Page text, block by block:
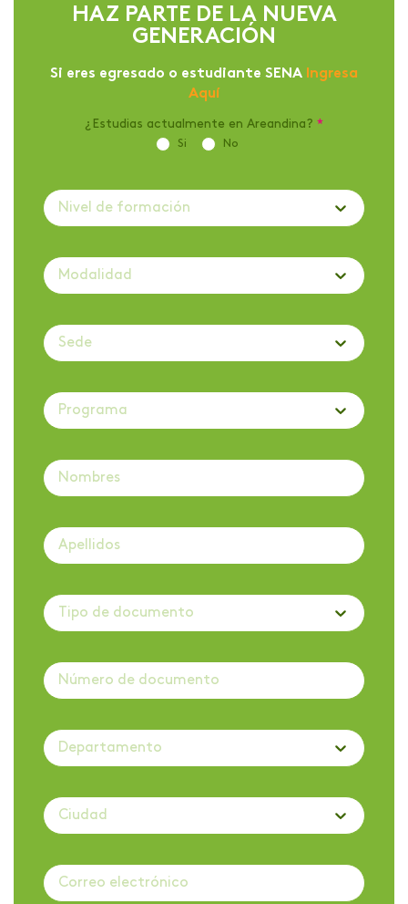
HAZ PARTE DE LA NUEVA
GENERACIÓN
Si eres egresado o estudiante SENA Ingresa
Aquí
¿Estudias actualmente en Areandina? *
Si No
Nivel de formación
Modalidad
Sede
Programa
Tipo de documento
Departamento
Ciudad